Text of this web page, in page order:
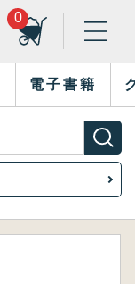
0
電子書籍